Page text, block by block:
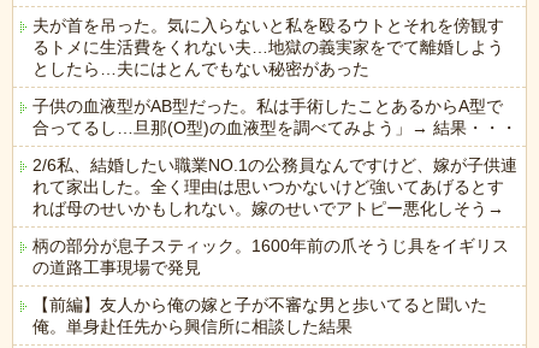
夫が首を吊った。気に入らないと私を殴るウトとそれを傍観す
るトメに生活費をくれない夫…地獄の義実家をでて離婚しよう
としたら…夫にはとんでもない秘密があった
子供の血液型がAB型だった。私は手術したことあるからA型で
合ってるし…旦那(O型)の血液型を調べてみよう」→ 結果・・・
2/6私、結婚したい職業NO.1の公務員なんですけど、嫁が子供連
れて家出した。全く理由は思いつかないけど強いてあげるとす
れば母のせいかもしれない。嫁のせいでアトピー悪化しそう→
柄の部分が息子スティック。1600年前の爪そうじ具をイギリス
の道路工事現場で発見
【前編】友人から俺の嫁と子が不審な男と歩いてると聞いた
俺。単身赴任先から興信所に相談した結果